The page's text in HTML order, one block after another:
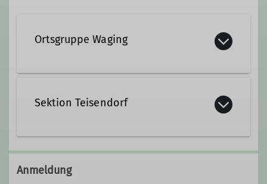
Skiführer*in
Fachübungsleiter*in Mountainbike
Tourenreferent*in Waging
teisendorf.de
Trainer*in C Sportklettern Breitensport
Ortsgruppe Waging
Sektion Teisendorf
Anmeldung